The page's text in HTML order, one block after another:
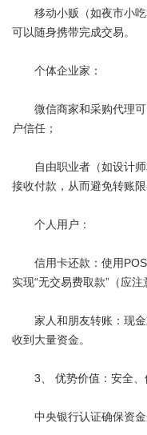
移动小贩（如夜市小吃
可以随身携带完成交易。
个体企业家：
微信商家和采购代理可
户信任；
自由职业者（如设计师
接收付款，从而避免转账限
个人用户：
信用卡还款：使用POS
实现“无交易费取款”（应注
家人和朋友转账：现金
收到大量资金。
3、 优势价值：安全、
中央银行认证确保资金